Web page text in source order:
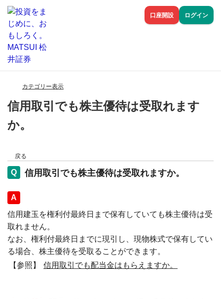
口座開設 ログイン
カテゴリー表示
信用取引でも株主優待は受取れます
か。
戻る
信用取引でも株主優待は受取れますか。
回答
信用建玉を権利付最終日まで保有していても株主優待は受
取れません。
なお、権利付最終日までに現引し、現物株式で保有してい
る場合、株主優待を受取ることができます。
【参照】
信用取引でも配当金はもらえますか。